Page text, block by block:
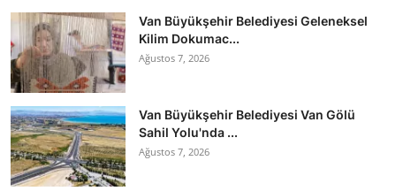
Van Büyükşehir Belediyesi Geleneksel
Kilim Dokumac...
Ağustos 7, 2026
Van Büyükşehir Belediyesi Van Gölü
Sahil Yolu'nda ...
Ağustos 7, 2026